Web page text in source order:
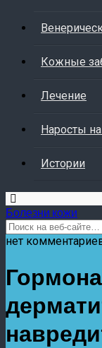
Кожные
Лечение
Наросты
Истории
Болезни кожи
нет